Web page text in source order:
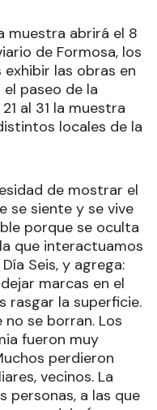
muestra abrirá el 8
de Formosa, los
exhibir las obras en
paseo de la
al 31 la muestra
locales de la
de mostrar el
se siente y se vive
porque se oculta
que interactuamos
Seis, y agrega:
marcas en el
rasgar la superficie.
se borran. Los
fueron muy
perdieron
vecinos. La
personas, a las que